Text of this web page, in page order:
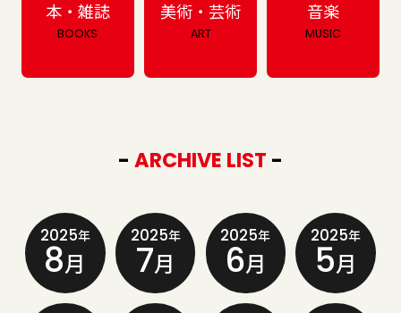
本・雑誌
BOOKS
美術・芸術
ART
音楽
MUSIC
- ARCHIVE LIST -
2025年
8月
2025年
7月
2025年
6月
2025年
5月